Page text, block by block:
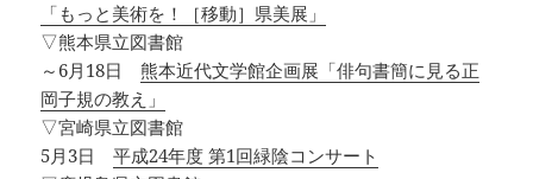
「もっと美術を！［移動］県美展」
▽熊本県立図書館
～6月18日熊本近代文学館企画展「俳句書簡に見る正
岡子規の教え」
▽宮崎県立図書館
5月3日平成24年度 第1回緑陰コンサート